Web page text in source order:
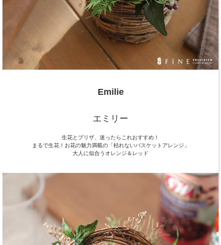
Emilie
エミリー
生花とプリザ、迷ったらこれおすすめ！
まるで生花！お花の魅力満載の「枯れないバスケットアレンジ」
大人に似合うオレンジ＆レッド